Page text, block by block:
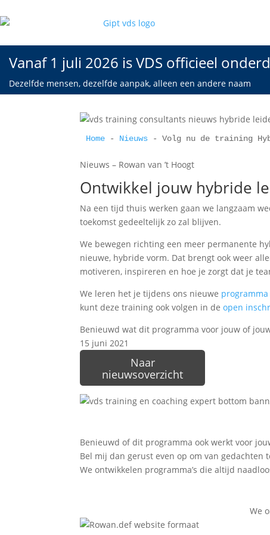
Vanaf 1 juli 2026 is VDS officieel
Dezelfde mensen, dezelfde aanpak, alleen een andere naam
Home - Nieuws - Volg nu de training
Nieuws – Rowan van ’t Hoogt
Ontwikkel jouw hybride
Na een tijd thuis werken gaan we langzaam
toekomst gedeeltelijk zo zal blijven.
We bewegen richting een meer permanente
nieuwe, hybride vorm. Dat brengt ook weer
motiveren, inspireren en hoe je zorgt dat je
We leren het je tijdens ons nieuwe
kunt deze training ook volgen in deopen
Benieuwd wat dit programma voor jouw of
15 juni 2021
Naar
nieuwsoverzicht
Benieuwd of dit programma ook werkt voor
Bel mij dan gerust even op om van gedachten
We ontwikkelen programma’s die altijd
We